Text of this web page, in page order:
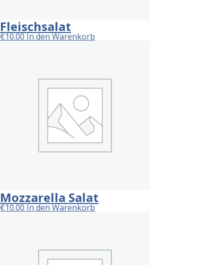
Fleischsalat
€10.00In den Warenkorb
Mozzarella Salat
€10.00In den Warenkorb